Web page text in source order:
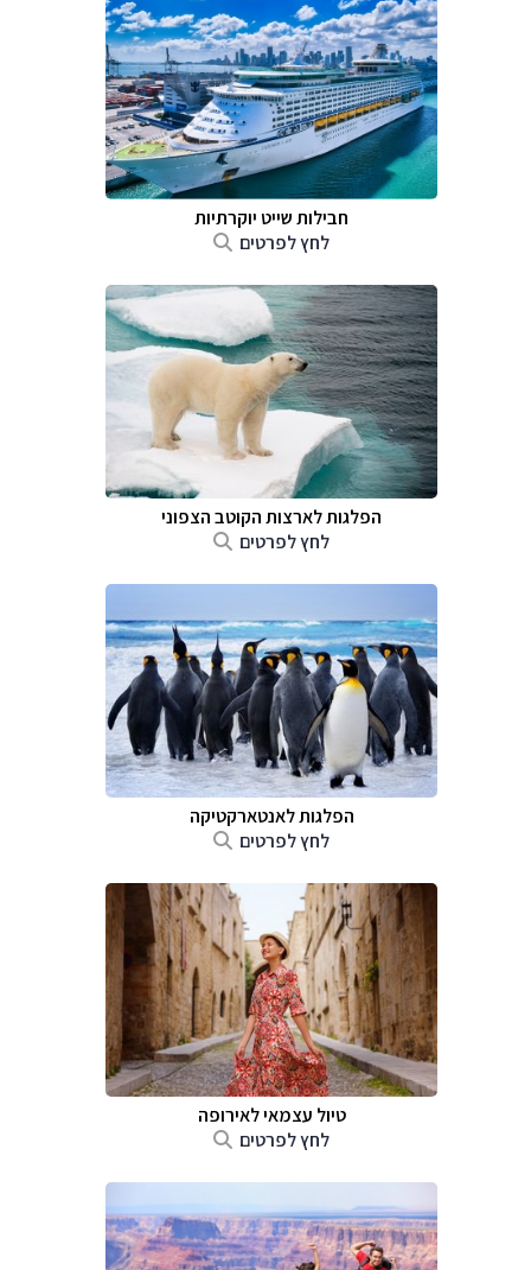
חבילות שייט יוקרתיות
לחץ לפרטים
הפלגות לארצות הקוטב הצפוני
לחץ לפרטים
הפלגות לאנטארקטיקה
לחץ לפרטים
טיול עצמאי לאירופה
לחץ לפרטים